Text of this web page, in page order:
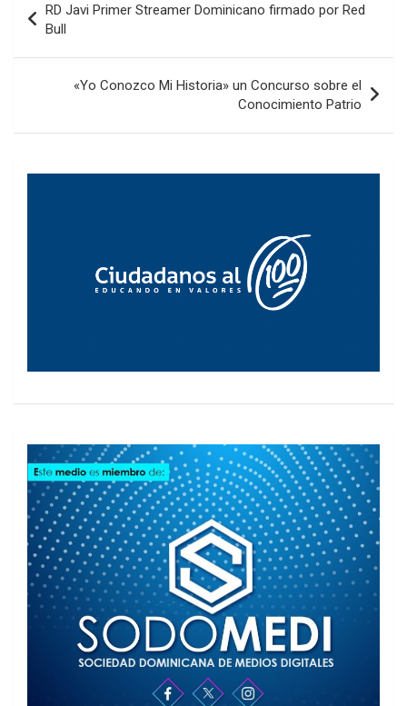
de
entradas
RD Javi Primer Streamer Dominicano firmado por Red
Bull
«Yo Conozco Mi Historia» un Concurso sobre el
Conocimiento Patrio